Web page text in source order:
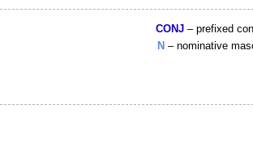
CONJ – prefixed
N – nominative